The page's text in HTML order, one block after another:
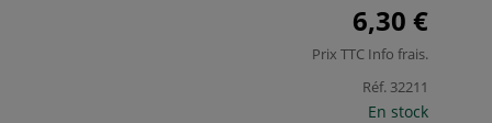
6,30 €
Prix TTC Info frais.
Réf. 32211
En stock